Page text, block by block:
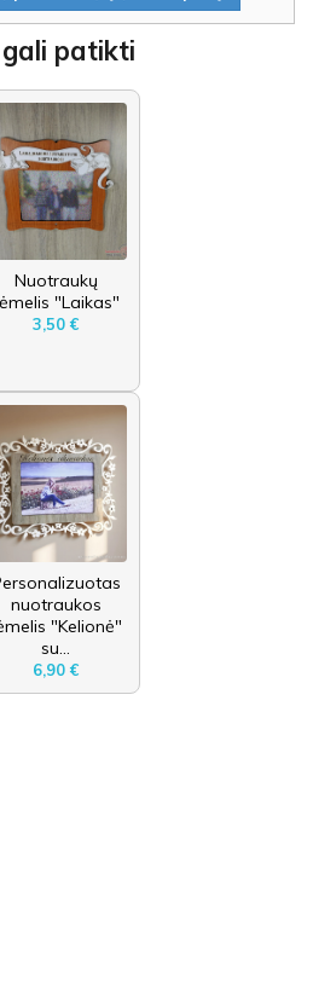
patikti
Nuotraukų
"Laikas"
3,50 €
nuotraukos
"Kelionė"
su...
6,90 €